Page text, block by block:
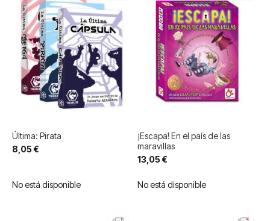
Última: Pirata
8,05 €
No está disponible
¡Escapa! En el país de las
maravillas
13,05 €
No está disponible